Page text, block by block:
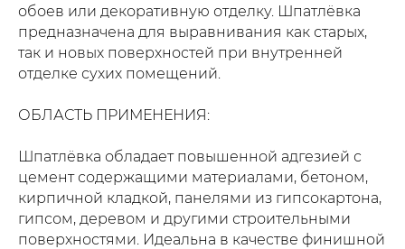
обоев или декоративную отделку. Шпатлёвка
предназначена для выравнивания как старых,
так и новых поверхностей при внутренней
отделке сухих помещений.
ОБЛАСТЬ ПРИМЕНЕНИЯ:
Шпатлёвка обладает повышенной адгезией с
цемент содержащими материалами, бетоном,
кирпичной кладкой, панелями из гипсокартона,
гипсом, деревом и другими строительными
поверхностями. Идеальна в качестве финишной